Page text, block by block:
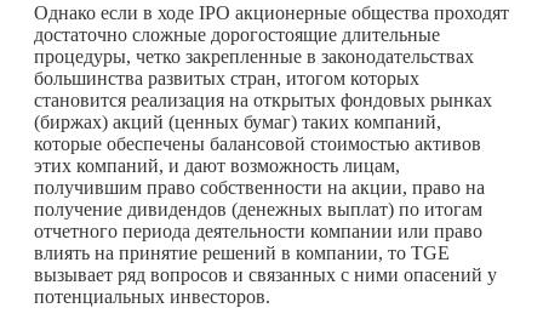
Однако если в ходе IPO акционерные общества проходят
достаточно сложные дорогостоящие длительные
процедуры, четко закрепленные в законодательствах
большинства развитых стран, итогом которых
становится реализация на открытых фондовых рынках
(биржах) акций (ценных бумаг) таких компаний,
которые обеспечены балансовой стоимостью активов
этих компаний, и дают возможность лицам,
получившим право собственности на акции, право на
получение дивидендов (денежных выплат) по итогам
отчетного периода деятельности компании или право
влиять на принятие решений в компании, то TGE
вызывает ряд вопросов и связанных с ними опасений у
потенциальных инвесторов.